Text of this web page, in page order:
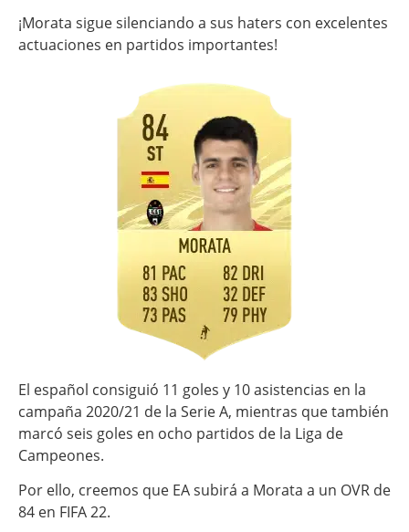
¡Morata sigue silenciando a sus haters con excelentes
actuaciones en partidos importantes!
El español consiguió 11 goles y 10 asistencias en la
campaña 2020/21 de la Serie A, mientras que también
marcó seis goles en ocho partidos de la Liga de
Campeones.
Por ello, creemos que EA subirá a Morata a un OVR de
84 en FIFA 22.